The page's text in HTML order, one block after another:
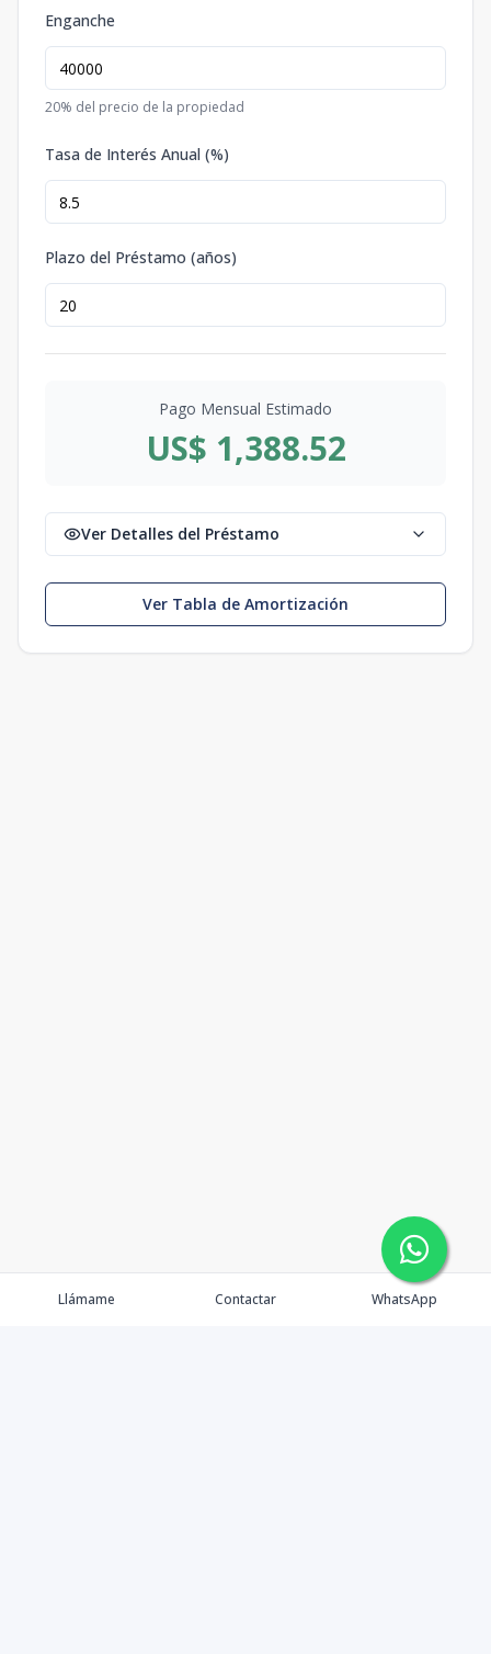
Enganche
20% del precio de la propiedad
Tasa de Interés Anual (%)
Plazo del Préstamo (años)
Pago Mensual Estimado
US$ 1,388.52
Ver Detalles del Préstamo
Ver Tabla de Amortización
Llámame Contactar WhatsApp